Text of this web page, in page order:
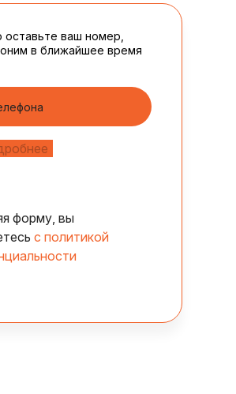
оставьте ваш номер,
в ближайшее время
форму, вы
с политикой